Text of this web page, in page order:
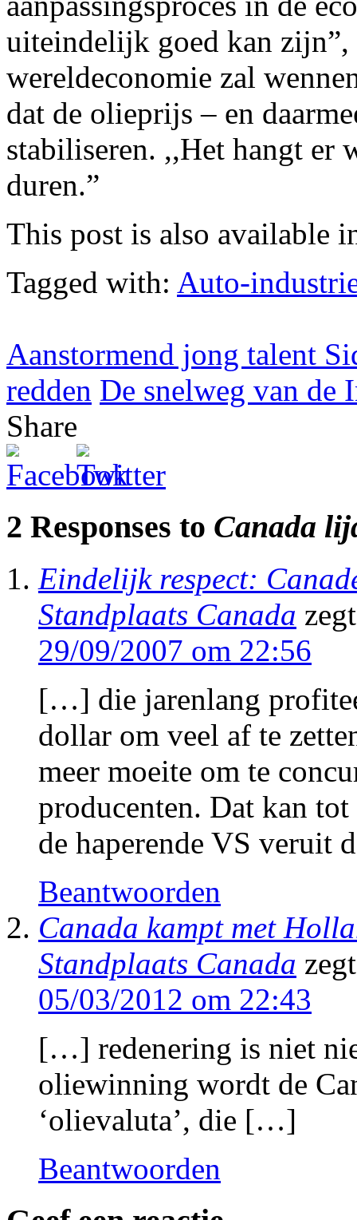
uiteindelijk goed kan
wereldeconomie zal
dat de olieprijs – en
stabiliseren. ,,Het hangt er
duren.”
This post is also available
Tagged with: Auto-
Aanstormend jong talent
redden De snelweg van de
Share
2 Responses to Canada
Eindelijk respect:
Standplaats Canada
29/09/2007 om 22:56
[…] die jarenlang
dollar om veel af te
meer moeite om te
producenten. Dat kan
de haperende VS veruit
Beantwoorden
Canada kampt met
Standplaats Canada
05/03/2012 om 22:43
[…] redenering is niet
oliewinning wordt de
‘olievaluta’, die […]
Beantwoorden